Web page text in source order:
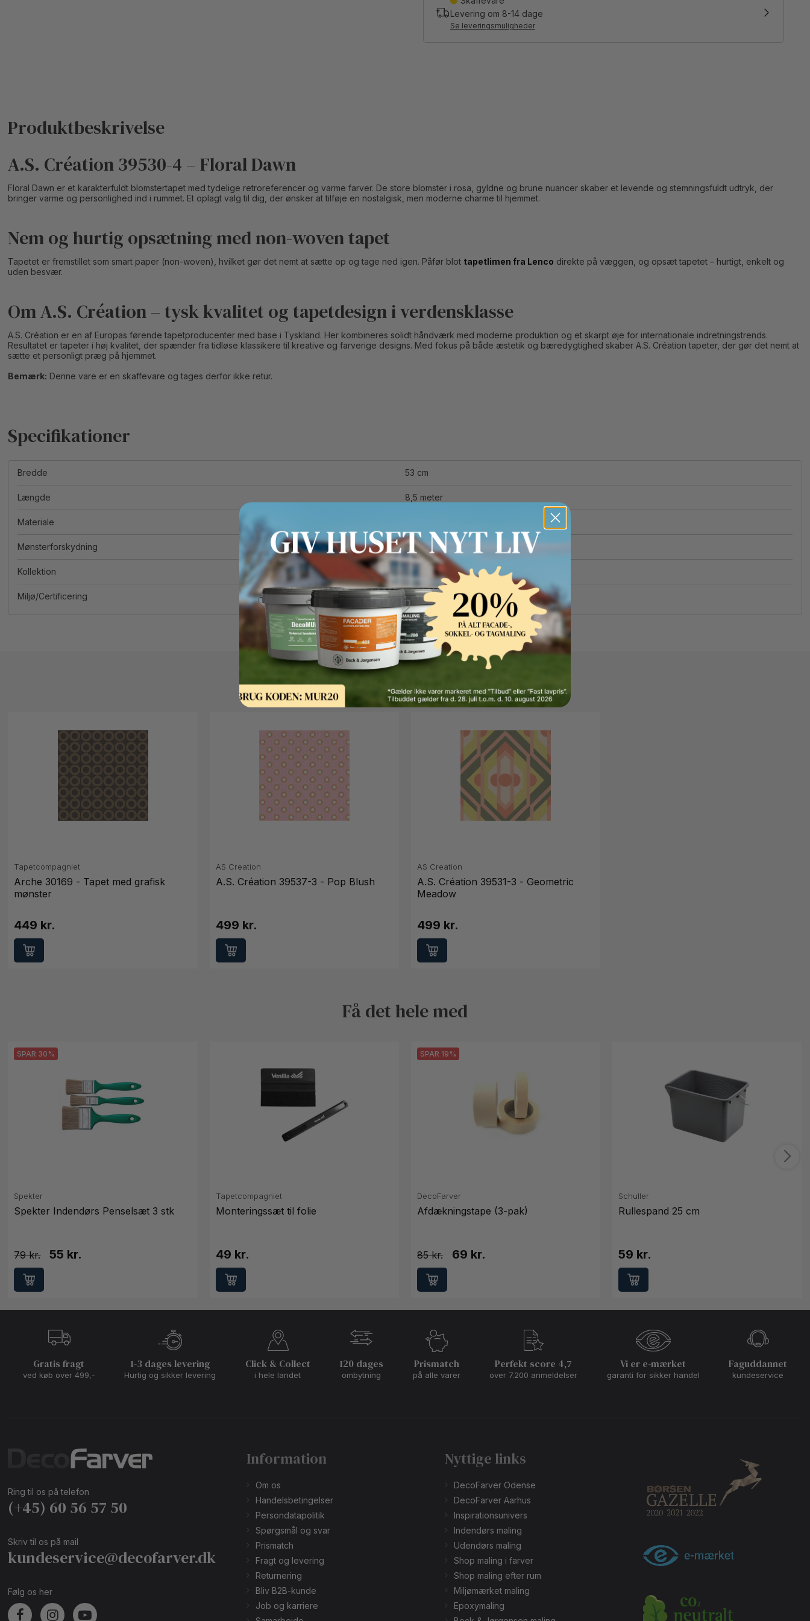
Levering om 8-14 dage
Se leveringsmuligheder
A.S. Création 39530-4 – Floral Dawn
Floral Dawn er et karakterfuldt blomstertapet med tydelige retroreferencer og varme farver. De store blomster i rosa, gyldne og brune nuancer skaber et levende og stemningsfuldt udtryk, der
bringer varme og personlighed ind i rummet. Et oplagt valg til dig, der ønsker at tilføje en nostalgisk, men moderne charme til hjemmet.
Nem og hurtig opsætning med non-woven tapet
Tapetet er fremstillet som smart paper (non-woven), hvilket gør det nemt at sætte op og tage ned igen. Påfør blot tapetlimen fra Lenco direkte på væggen, og opsæt tapetet – hurtigt, enkelt og
uden besvær.
Om A.S. Création – tysk kvalitet og tapetdesign i verdensklasse
A.S. Création er en af Europas førende tapetproducenter med base i Tyskland. Her kombineres solidt håndværk med moderne produktion og et skarpt øje for internationale indretningstrends.
Resultatet er tapeter i høj kvalitet, der spænder fra tidløse klassikere til kreative og farverige designs. Med fokus på både æstetik og bæredygtighed skaber A.S. Création tapeter, der gør det nemt at
sætte et personligt præg på hjemmet.
Bemærk: Denne vare er en skaffevare og tages derfor ikke retur.
Bredde 53 cm
Længde 8,5 meter
Materiale
Mønsterforskydning 56 cm (Lige over)
Kollektion Retro Chic
Miljø/Certificering
Andre kunder kigger også på
Tapetcompagniet
Arche 30169 - Tapet med grafisk
mønster
449 kr.
AS Creation
A.S. Création 39537-3 - Pop Blush
499 kr.
AS Creation
A.S. Création 39531-3 - Geometric
Meadow
499 kr.
Få det hele med
SPAR 30%
Spekter
Spekter Indendørs Penselsæt 3 stk
79 55 kr.
Tapetcompagniet
Monteringssæt til folie
49 kr.
SPAR 19%
DecoFarver
Afdækningstape (3-pak)
85 69 kr.
Schuller
Rullespand 25 cm
59 kr.
Gratis fragt
ved køb over 499,-
1-3 dages levering
Hurtig og sikker levering
Click & Collect
i hele landet
120 dages
ombytning
Prismatch
på alle varer
Perfekt score 4,7
over 7.200 anmeldelser
Vi er e-mærket
garanti for sikker handel
Faguddannet
kundeservice
Ring til os på telefon
(+45) 60 56 57 50
Skriv til os på mail
kundeservice@decofarver.dk
Følg os her
Information
Om os
Handelsbetingelser
Persondatapolitik
Spørgsmål og svar
Prismatch
Fragt og levering
Returnering
Bliv B2B-kunde
Job og karriere
Nyttige links
DecoFarver Odense
DecoFarver Aarhus
Inspirationsunivers
Indendørs maling
Udendørs maling
Shop maling i farver
Shop maling efter rum
Miljømærket maling
Epoxymaling